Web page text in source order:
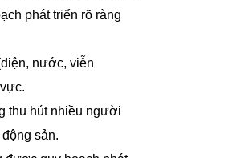
phát triển rõ ràng
nước, viễn
thu hút nhiều người
sản.